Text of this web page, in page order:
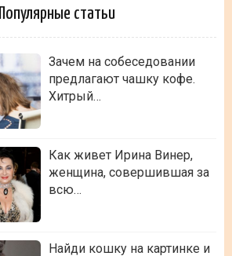
Популярные статьи
Зачем на собеседовании
предлагают чашку кофе.
Хитрый…
Как живет Ирина Винер,
женщина, совершившая за
всю…
Найди кошку на картинке и